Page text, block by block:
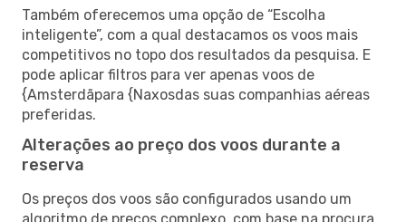
Também oferecemos uma opção de “Escolha
inteligente”, com a qual destacamos os voos mais
competitivos no topo dos resultados da pesquisa. E
pode aplicar filtros para ver apenas voos de
{Amsterdãpara {Naxosdas suas companhias aéreas
preferidas.
Alterações ao preço dos voos durante a
reserva
Os preços dos voos são configurados usando um